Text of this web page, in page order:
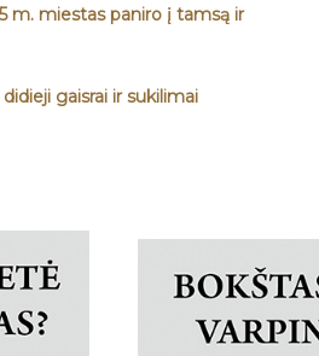
m. miestas paniro į tamsą ir
gaisrai ir sukilimai